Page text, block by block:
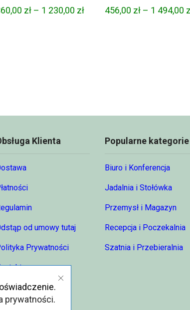
zł – 1 230,00 złZakres456,00 zł – 1 494,00
Klienta
od umowy tutaj
Prywatności
nas
Popularne kategorie
Biuro i Konferencja
Jadalnia i Stołówka
Przemysł i Magazyn
Recepcja i Poczekalnia
Szatnia i Przebieralnia
prywatności.